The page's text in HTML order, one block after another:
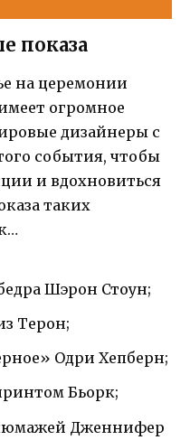
показа
на церемонии
огромное
дизайнеры с
события, чтобы
и вдохновиться
таких
Шэрон Стоун;
Терон;
Одри Хепберн;
Бьорк;
Дженнифер